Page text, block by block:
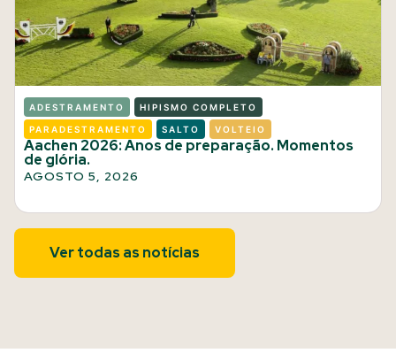
ADESTRAMENTO HIPISMO COMPLETO
PARADESTRAMENTO SALTO VOLTEIO
Aachen 2026: Anos de preparação. Momentos
de glória.
AGOSTO 5, 2026
Ver todas as notícias